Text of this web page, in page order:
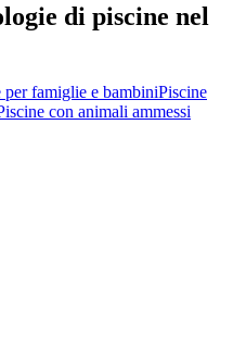
di piscine nel
per famiglie e bambiniPiscine
con animali ammessi